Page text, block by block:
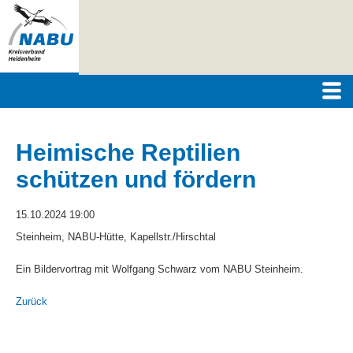
Heimische Reptilien
schützen und fördern
15.10.2024 19:00
Steinheim, NABU-Hütte, Kapellstr./Hirschtal
Ein Bildervortrag mit Wolfgang Schwarz vom NABU Steinheim.
Zurück